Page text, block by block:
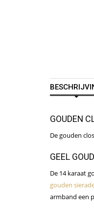
GOUDEN
De gouden
GEEL GOUD
De 14 karaat
gouden
armband een